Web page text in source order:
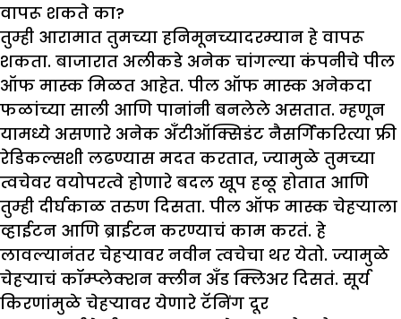
वापरू शकते का?
तुम्ही आरामात तुमच्या हनिमूनच्यादरम्यान हे वापरू
शकता. बाजारात अलीकडे अनेक चांगल्या कंपनीचे पील
ऑफ मास्क मिळत आहेत. पील ऑफ मास्क अनेकदा
फळांच्या साली आणि पानांनी बनलेले असतात. म्हणून
यामध्ये असणारे अनेक अँटीऑक्सिडंट नैसर्गिकरित्या फ्री
रेडिकल्सशी लढण्यास मदत करतात, ज्यामुळे तुमच्या
त्वचेवर वयोपरत्वे होणारे बदल खूप हळू होतात आणि
तुम्ही दीर्घकाळ तरुण दिसता. पील ऑफ मास्क चेहऱ्याला
व्हाईटन आणि ब्राईटन करण्याचं काम करतं. हे
लावल्यानंतर चेहऱ्यावर नवीन त्वचेचा थर येतो. ज्यामुळे
चेहऱ्याचं कॉम्प्लेक्शन क्लीन अँड क्लिअर दिसतं. सूर्य
किरणांमुळे चेहऱ्यावर येणारे टॅनिंग दूर